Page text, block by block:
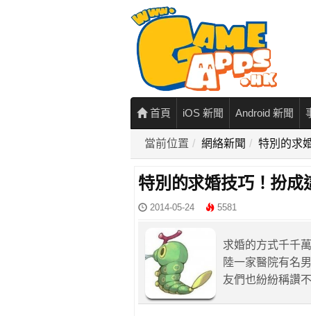
首頁 iOS 新聞 Android 新聞
當前位置 網絡新聞 特別的求
特別的求婚技巧！扮成
2014-05-24 5581
求婚的方式千千
陸一家醫院有名
友們也紛紛稱讚